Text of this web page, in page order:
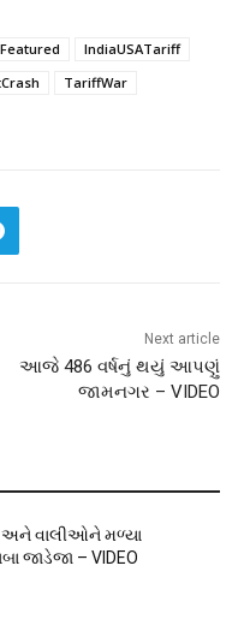
Featured
IndiaUSATariff
TariffWar
Next article
આજે 486 વર્ષનું થયું આપણું
જામનગર – VIDEO
અને વાલીઓને મળ્યા
જાડેજા – VIDEO